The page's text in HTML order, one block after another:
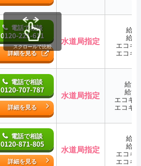
電話で相談
0120-221-611
詳細を見る
水道局指定
給
給
エコキ
エコキ
電話で相談
0120-707-787
詳細を見る
水道局指定
給湯
給湯
エコキ
エコキ
電話で相談
0120-871-805
詳細を見る
水道局指定
給
給
エコキ
エコキ
スクロールで比較